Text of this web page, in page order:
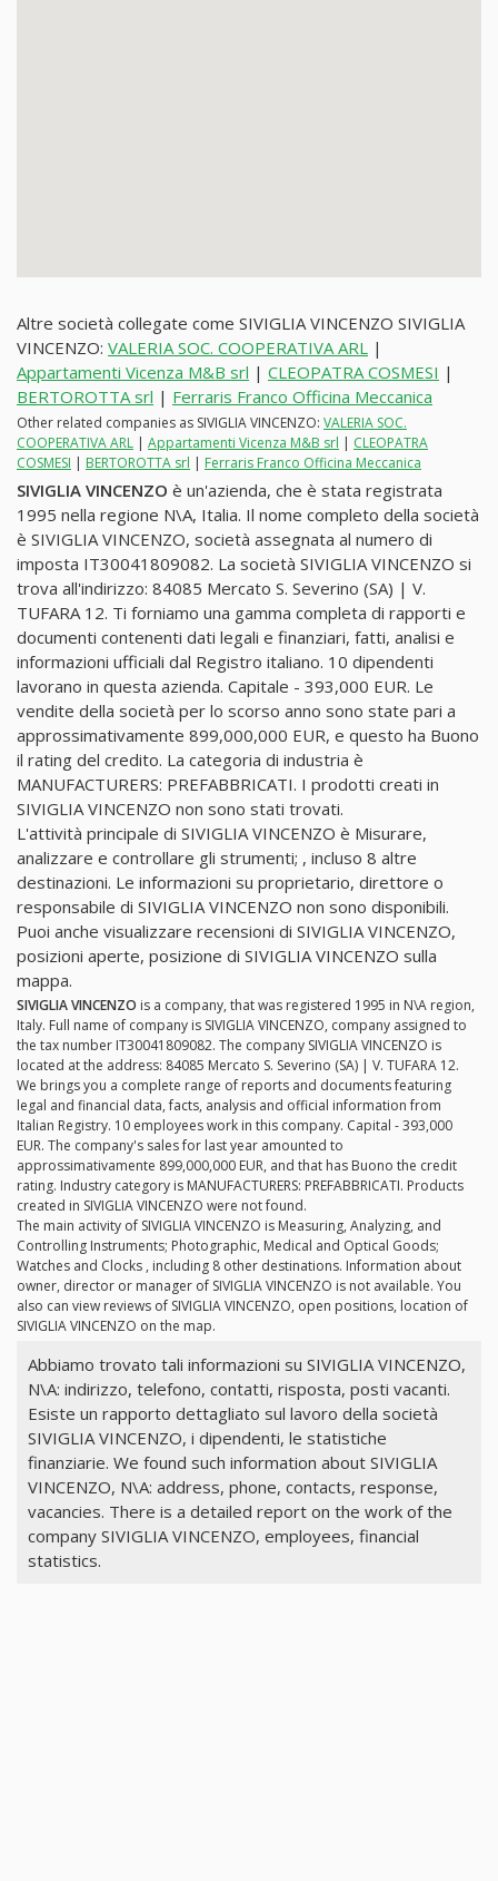
Altre società collegate come SIVIGLIA VINCENZO SIVIGLIA
VINCENZO: VALERIA SOC. COOPERATIVA ARL |
Appartamenti Vicenza M&B srl | CLEOPATRA COSMESI |
BERTOROTTA srl | Ferraris Franco Officina Meccanica
Other related companies as SIVIGLIA VINCENZO: VALERIA SOC.
COOPERATIVA ARL | Appartamenti Vicenza M&B srl | CLEOPATRA
COSMESI | BERTOROTTA srl | Ferraris Franco Officina Meccanica
SIVIGLIA VINCENZO è un'azienda, che è stata registrata
1995 nella regione N\A, Italia. Il nome completo della società
è SIVIGLIA VINCENZO, società assegnata al numero di
imposta IT30041809082. La società SIVIGLIA VINCENZO si
trova all'indirizzo: 84085 Mercato S. Severino (SA) | V.
TUFARA 12. Ti forniamo una gamma completa di rapporti e
documenti contenenti dati legali e finanziari, fatti, analisi e
informazioni ufficiali dal Registro italiano. 10 dipendenti
lavorano in questa azienda. Capitale - 393,000 EUR. Le
vendite della società per lo scorso anno sono state pari a
approssimativamente 899,000,000 EUR, e questo ha Buono
il rating del credito. La categoria di industria è
MANUFACTURERS: PREFABBRICATI. I prodotti creati in
SIVIGLIA VINCENZO non sono stati trovati.
L'attività principale di SIVIGLIA VINCENZO è Misurare,
analizzare e controllare gli strumenti; , incluso 8 altre
destinazioni. Le informazioni su proprietario, direttore o
responsabile di SIVIGLIA VINCENZO non sono disponibili.
Puoi anche visualizzare recensioni di SIVIGLIA VINCENZO,
posizioni aperte, posizione di SIVIGLIA VINCENZO sulla
mappa.
SIVIGLIA VINCENZO is a company, that was registered 1995 in N\A region,
Italy. Full name of company is SIVIGLIA VINCENZO, company assigned to
the tax number IT30041809082. The company SIVIGLIA VINCENZO is
located at the address: 84085 Mercato S. Severino (SA) | V. TUFARA 12.
We brings you a complete range of reports and documents featuring
legal and financial data, facts, analysis and official information from
Italian Registry. 10 employees work in this company. Capital - 393,000
EUR. The company's sales for last year amounted to
approssimativamente 899,000,000 EUR, and that has Buono the credit
rating. Industry category is MANUFACTURERS: PREFABBRICATI. Products
created in SIVIGLIA VINCENZO were not found.
The main activity of SIVIGLIA VINCENZO is Measuring, Analyzing, and
Controlling Instruments; Photographic, Medical and Optical Goods;
Watches and Clocks , including 8 other destinations. Information about
owner, director or manager of SIVIGLIA VINCENZO is not available. You
also can view reviews of SIVIGLIA VINCENZO, open positions, location of
SIVIGLIA VINCENZO on the map.
Abbiamo trovato tali informazioni su SIVIGLIA VINCENZO,
N\A: indirizzo, telefono, contatti, risposta, posti vacanti.
Esiste un rapporto dettagliato sul lavoro della società
SIVIGLIA VINCENZO, i dipendenti, le statistiche
finanziarie. We found such information about SIVIGLIA
VINCENZO, N\A: address, phone, contacts, response,
vacancies. There is a detailed report on the work of the
company SIVIGLIA VINCENZO, employees, financial
statistics.